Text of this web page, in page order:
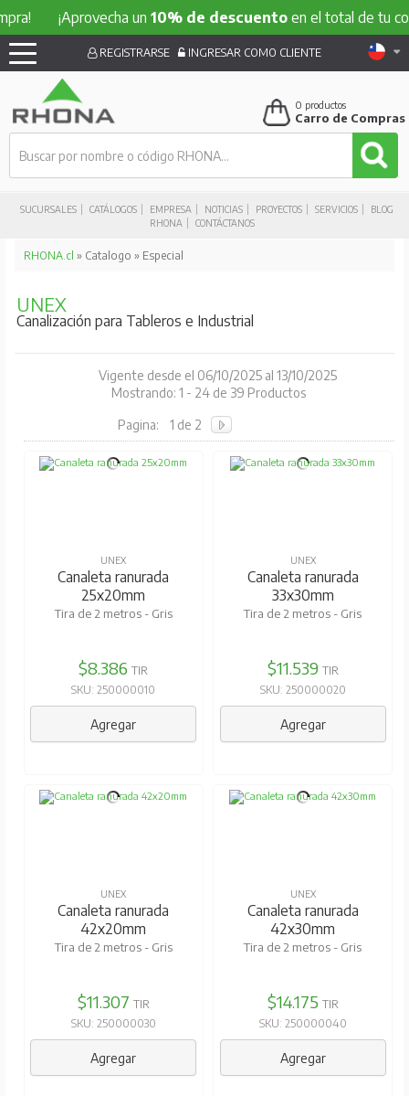
¡Aprovecha un10% de descuentoen el total de tu
SUCURSALES CATÁLOGOS EMPRESA NOTICIAS PROYECTOS SERVICIOS
BLOG
RHONA
CONTÁCTANOS
REGISTRARSE INGRESAR COMO CLIENTE
0 productos
Carro de Compras
RHONA.cl » Catalogo » Especial
UNEX
Canalización para Tableros e Industrial
Vigente desde el 06/10/2025 al 13/10/2025
Mostrando: 1 - 24 de 39 Productos
Pagina: 1 de 2
UNEX
Canaleta ranurada
25x20mm
Tira de 2 metros - Gris
$8.386TIR
SKU: 250000010
Agregar
UNEX
Canaleta ranurada
33x30mm
Tira de 2 metros - Gris
$11.539 TIR
SKU: 250000020
Agregar
UNEX
Canaleta ranurada
42x20mm
Tira de 2 metros - Gris
$11.307 TIR
SKU: 250000030
Agregar
UNEX
Canaleta ranurada
42x30mm
Tira de 2 metros - Gris
$14.175 TIR
SKU: 250000040
Agregar